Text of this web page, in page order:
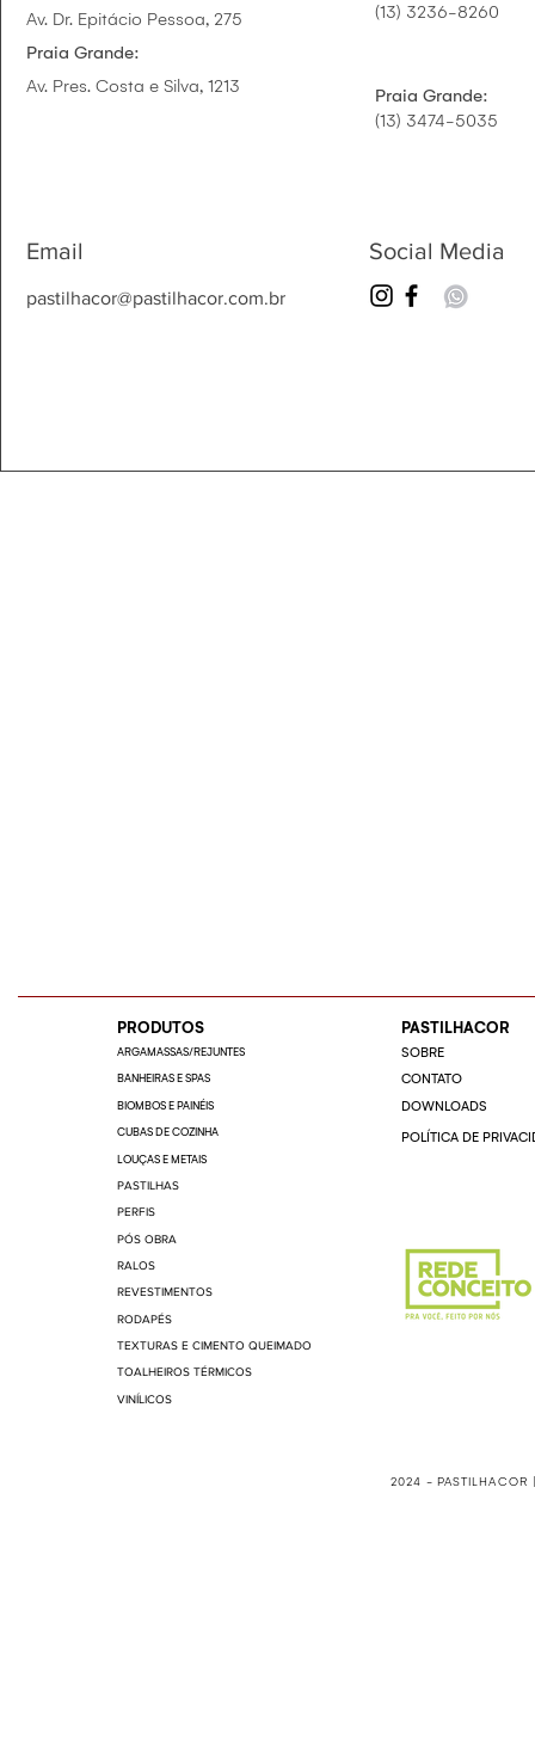
Av. Dr. Epitácio Pessoa, 275
Praia Grande:
Av. Pres. Costa e Silva, 1213
Email
pastilhacor@pastilhacor.com.br
(13) 3236-8260
Praia Grande:
(13) 3474-5035
Social Media
PRODUTOS
ARGAMASSAS/REJUNTES
BANHEIRAS E SPAS
BIOMBOS E PAINÉIS
CUBAS DE COZINHA
LOUÇAS E METAIS
PASTILHAS
PERFIS
PÓS OBRA
RALOS
REVESTIMENTOS
RODAPÉS
TEXTURAS E CIMENTO QUEIMADO
TOALHEIROS TÉRMICOS
VINÍLICOS
PASTILHACOR
SOBRE
CONTATO
DOWNLOADS
POLÍTICA DE
2024 - PASTILHACOR